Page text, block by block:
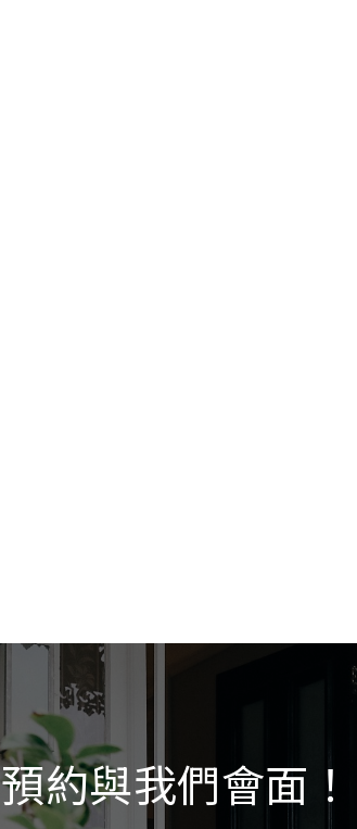
預約與我們會面！